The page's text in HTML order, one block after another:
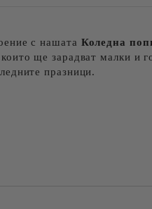
с нашата Коледна
ще зарадват малки и
празници.